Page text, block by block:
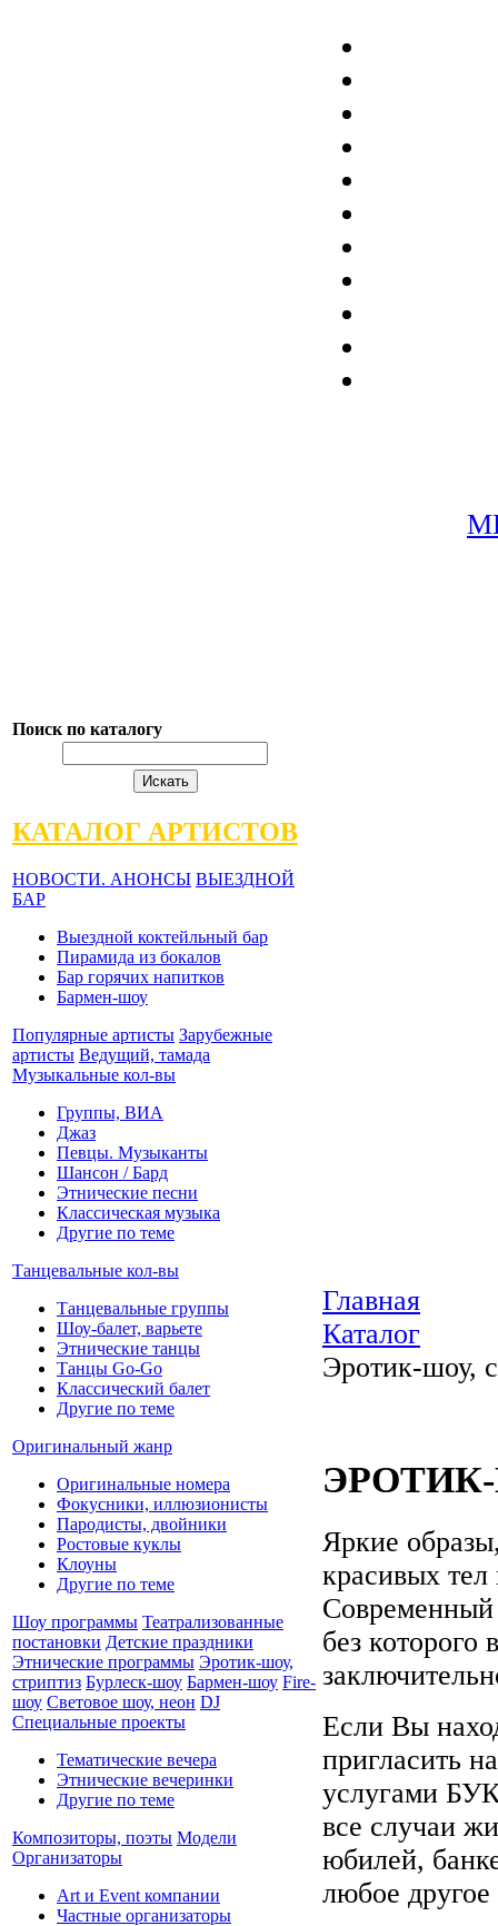
Поиск по каталогу
КАТАЛОГ АРТИСТОВ
НОВОСТИ. АНОНСЫ ВЫЕЗДНОЙ
БАР
Выездной коктейльный бар
Пирамида из бокалов
Бар горячих напитков
Бармен-шоу
Популярные артисты Зарубежные
артисты Ведущий, тамада
Музыкальные кол-вы
Группы, ВИА
Джаз
Певцы. Музыканты
Шансон / Бард
Этнические песни
Классическая музыка
Другие по теме
Танцевальные кол-вы
Танцевальные группы
Шоу-балет, варьете
Этнические танцы
Танцы Go-Go
Классический балет
Другие по теме
Оригинальный жанр
Оригинальные номера
Фокусники, иллюзионисты
Пародисты, двойники
Ростовые куклы
Клоуны
Другие по теме
Шоу программы Театрализованные
постановки Детские праздники
Этнические программы Эротик-шоу,
стриптиз Бурлеск-шоу Бармен-шоу Fire-
шоу Световое шоу, неон DJ
Специальные проекты
Тематические вечера
Этнические вечеринки
Другие по теме
Композиторы, поэты Модели
Организаторы
Art и Event компании
Частные организаторы
Главная
Каталог
Эротик-шоу,
Яркие
красивых тел
Современный
без
Если Вы
пригласить
услугами
все случаи
юбилей,
любое